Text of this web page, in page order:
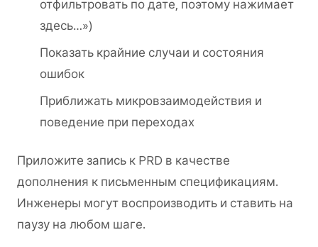
отфильтровать по дате, поэтому нажимает
здесь…»)
Показать крайние случаи и состояния
ошибок
Приближать микровзаимодействия и
поведение при переходах
Приложите запись к PRD в качестве
дополнения к письменным спецификациям.
Инженеры могут воспроизводить и ставить на
паузу на любом шаге.